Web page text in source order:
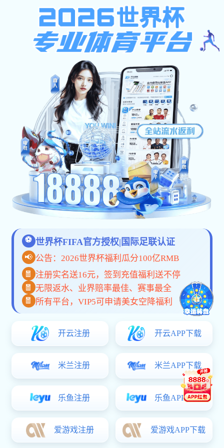
当前位置： 首页> 产品中心 >阳台系列>金属框架
产品中心
新闻中心
2023年建材行业最新趋势与家居设计新风
公司新闻：探讨2023年建材行业的新趋势
2023年度建材行业新趋势：可持续发展与
创新设计与绿色建材：塑造未来家居的全新趋
探索建材行业的最新动态与未来趋势
LINKS